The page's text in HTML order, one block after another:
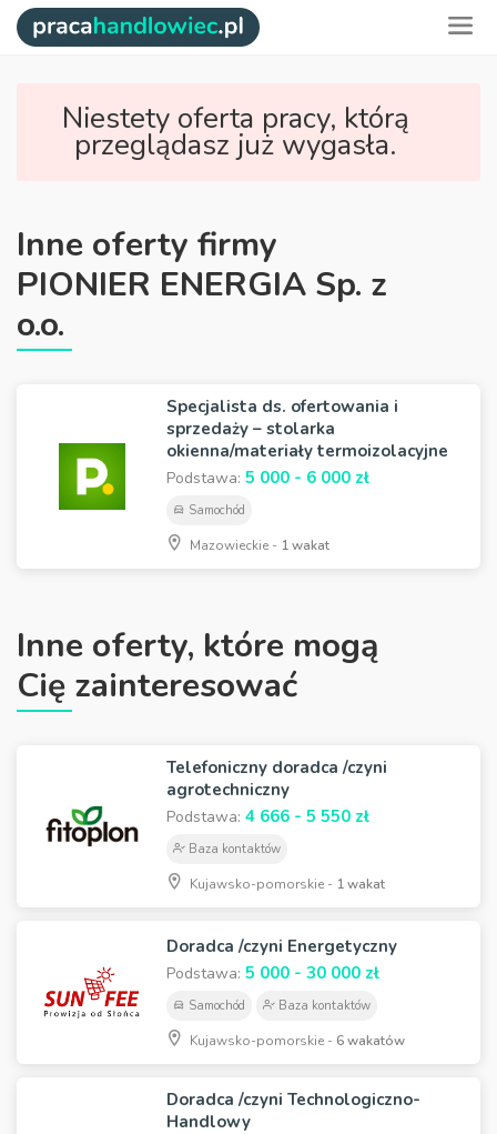
Niestety oferta pracy, którą
przeglądasz już wygasła.
Inne oferty firmy
PIONIER ENERGIA Sp. z
o.o.
Specjalista ds. ofertowania i
sprzedaży – stolarka
okienna/materiały termoizolacyjne
Podstawa: 5 000 - 6 000 zł
Samochód
Mazowieckie - 1 wakat
Inne oferty, które mogą
Cię zainteresować
Telefoniczny doradca /czyni
agrotechniczny
Podstawa: 4 666 - 5 550 zł
Baza kontaktów
Kujawsko-pomorskie - 1 wakat
Doradca /czyni Energetyczny
Podstawa: 5 000 - 30 000 zł
Samochód Baza kontaktów
Kujawsko-pomorskie - 6 wakatów
Doradca /czyni Technologiczno-
Handlowy